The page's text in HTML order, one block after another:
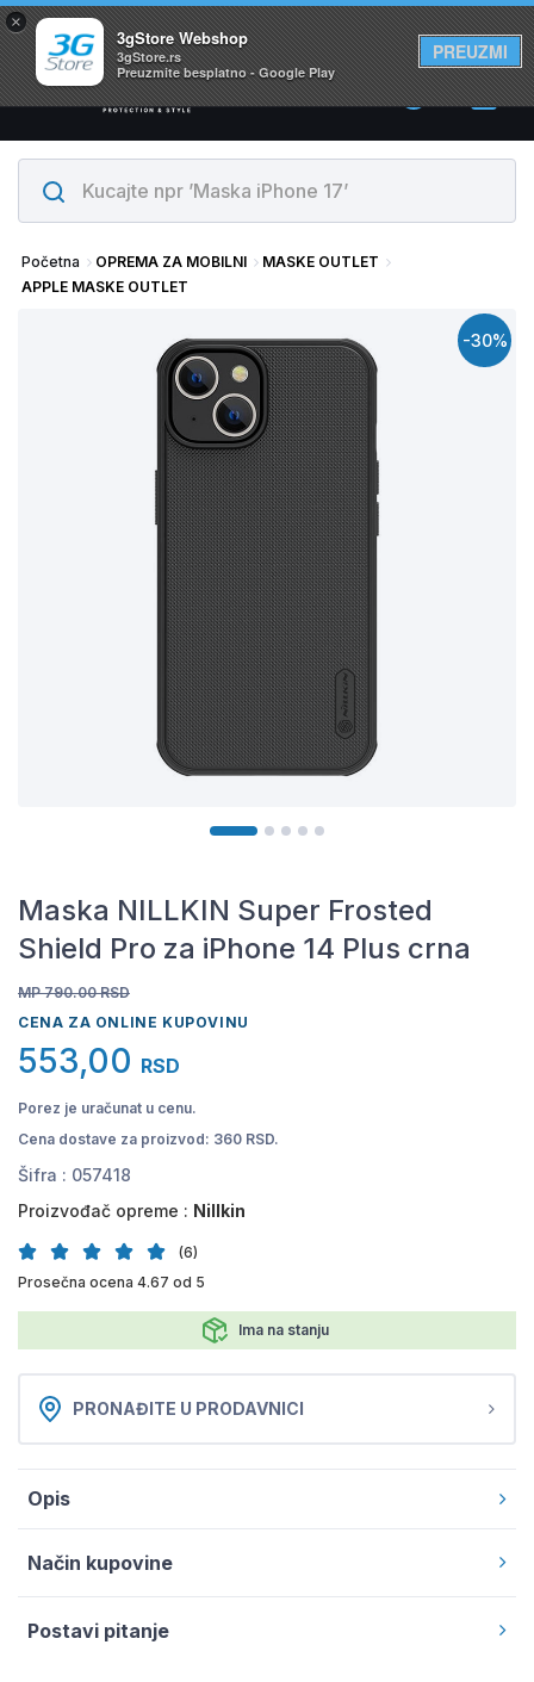
×
3gStore Webshop
3gStore.rs
Preuzmite besplatno - Google Play
PREUZMI
Svi proizvodi su na lageru. Slanje istog dana!
0
Početna OPREMA ZA MOBILNI
MASKE OUTLET
APPLE MASKE OUTLET
-30%
Maska NILLKIN Super Frosted
Shield Pro za iPhone 14 Plus crna
MP 790.00 RSD
CENA ZA ONLINE KUPOVINU
553,00 RSD
Porez je uračunat u cenu.
Cena dostave za proizvod: 360 RSD.
Šifra : 057418
Proizvođač opreme : Nillkin
(6)
Prosečna ocena 4.67 od 5
Ima na stanju
PRONAĐITE U PRODAVNICI
Opis
Način kupovine
Postavi pitanje